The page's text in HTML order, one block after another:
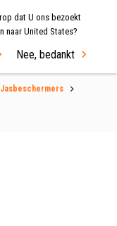
dat U ons bezoekt
naar United States?
Nee, bedankt
Jasbeschermers